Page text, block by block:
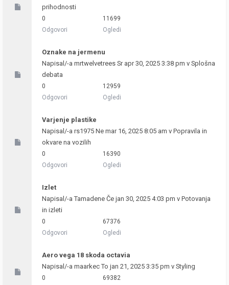
prihodnosti
0
Odgovori
11699
Ogledi
Oznake na jermenu
Napisal/-a mrtwelvetrees Sr apr 30, 2025 3:38 pm v Splošna
debata
0
Odgovori
12959
Ogledi
Varjenje plastike
Napisal/-a rs1975 Ne mar 16, 2025 8:05 am v Popravila in
okvare na vozilih
0
Odgovori
16390
Ogledi
Izlet
Napisal/-aTamadene Če jan 30, 2025 4:03 pm v Potovanja
in izleti
0
Odgovori
67376
Ogledi
Aero vega 18 skoda octavia
Napisal/-a maarkecTo jan 21, 2025 3:35 pm v Styling
0
69382